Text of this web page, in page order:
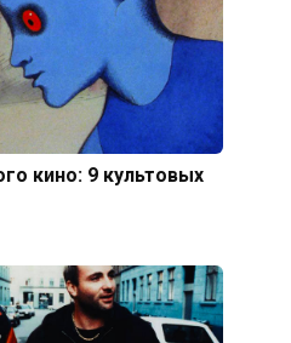
кино: 9 культовых